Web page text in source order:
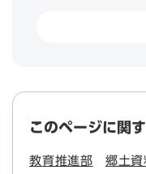
このページに関
教育推進部 郷土資